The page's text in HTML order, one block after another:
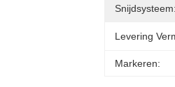
Snijdsysteem:
Levering
Markeren: